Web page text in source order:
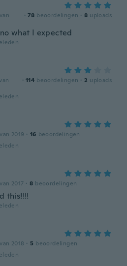
· 78 beoordelingen · 8 uploads
what I expected
· 114 beoordelingen · 2 uploads
2019 · 16 beoordelingen
2017 · 8 beoordelingen
this!!!!
2018 · 5 beoordelingen